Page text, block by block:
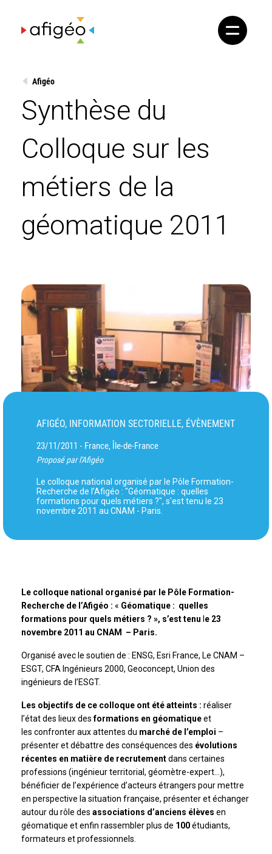
content
Afigéo
Synthèse du
Colloque sur les
métiers de la
géomatique 2011
AFIGÉO, INFORMATION SECTORIELLE, ÉVÈNEMENT
23/11/2011 - France, Île-de-France
Proposé par l'Afigéo
Le colloque national organisé par le Pôle Formation-
Recherche de l’Afigéo : "Géomatique : quelles
formations pour quels métiers ?", s'est tenu le 23
novembre 2011 au CNAM - Paris.
Le colloque national organisé par le Pôle Formation-
Recherche de l’Afigéo : « Géomatique : quelles
formations pour quels métiers ? », s’est tenu e 23
novembre 2011 au CNAM – Paris.
Organisé avec le soutien de : ENSG, Esri France, Le CNAM –
ESGT, CFA Ingénieurs 2000, Geoconcept, Union des
ingénieurs de l’ESGT.
Les objectifs de ce colloque ont été atteints : réaliser
l’état des lieux desformations en géomatiqueet
les confronter aux attentes du marché de l’emploi –
présenter et débattre des conséquences des évolutions
récentes en matière de recrutementdans certaines
professions (ingénieur territorial, géomètre-expert…),
bénéficier de l’expérience d’acteurs étrangers pour mettre
en perspective la situation française, présenter et échanger
autour du rôle des associations d’anciens élèves en
géomatique et enfin rassembler plus de 100étudiants,
formateurs et professionnels.